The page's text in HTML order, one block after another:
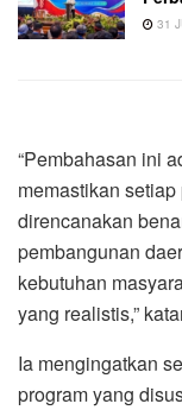
31
“Pembahasan ini
memastikan
direncanakan
pembangunan
kebutuhan
yang realistis,”
Ia mengingatkan
program yang